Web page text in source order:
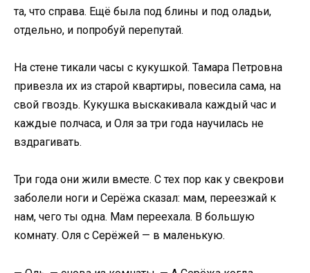
та, что справа. Ещё была под блины и под оладьи,
отдельно, и попробуй перепутай.
На стене тикали часы с кукушкой. Тамара Петровна
привезла их из старой квартиры, повесила сама, на
свой гвоздь. Кукушка выскакивала каждый час и
каждые полчаса, и Оля за три года научилась не
вздрагивать.
Три года они жили вместе. С тех пор как у свекрови
заболели ноги и Серёжа сказал: мам, переезжай к
нам, чего ты одна. Мам переехала. В большую
комнату. Оля с Серёжей — в маленькую.